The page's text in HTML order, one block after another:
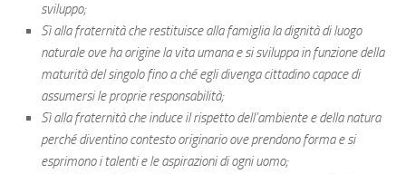
sviluppo;
Sì alla fraternità che restituisce alla famiglia la dignità di luogo
naturale ove ha origine la vita umana e si sviluppa in funzione della
maturità del singolo fino a ché egli divenga cittadino capace di
assumersi le proprie responsabilità;
Sì alla fraternità che induce il rispetto dell’ambiente e della natura
perché diventino contesto originario ove prendono forma e si
esprimono i talenti e le aspirazioni di ogni uomo;